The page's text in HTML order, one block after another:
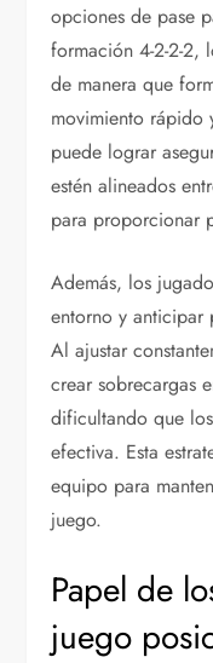
opciones de pase
formación 4-2-2-2,
de manera que
movimiento rápido
puede lograr
estén alineados
para proporcionar
Además, los
entorno y anticipar
Al ajustar
crear sobrecargas
dificultando que
efectiva. Esta
equipo para
juego.
Papel de
juego